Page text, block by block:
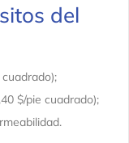
del
$/pie cuadrado);